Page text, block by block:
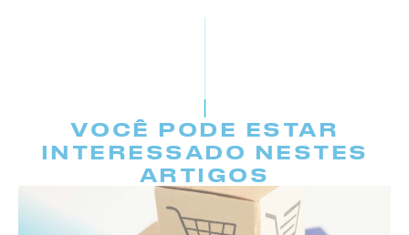
VOCÊ PODE ESTAR
INTERESSADO NESTES
ARTIGOS